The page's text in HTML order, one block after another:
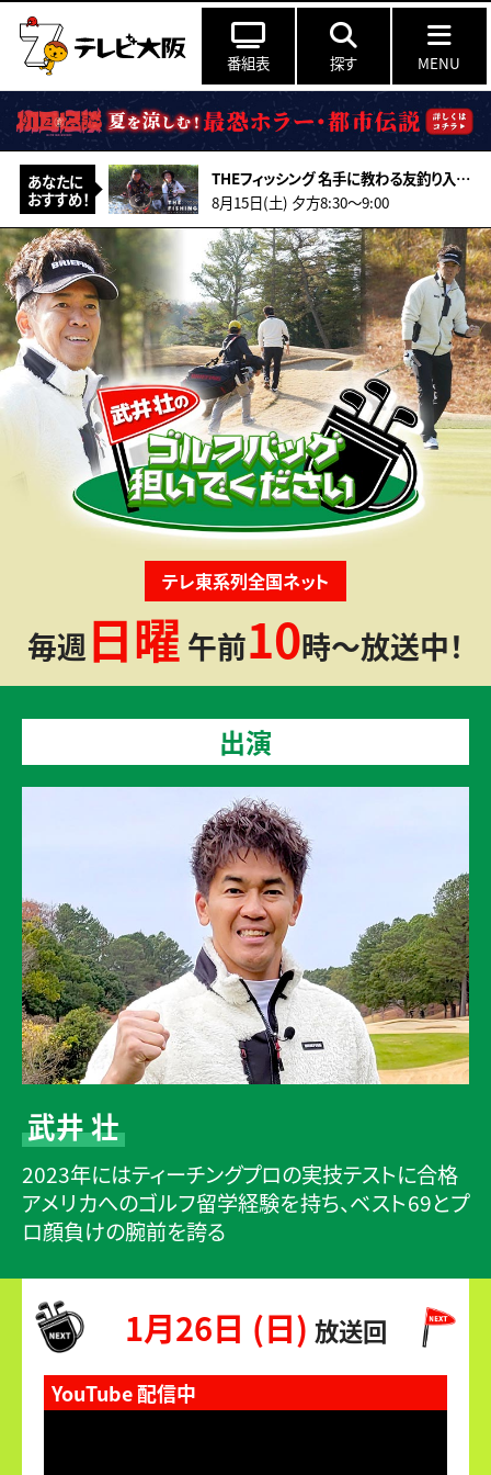
番組表 探す MENU
あなたに
おすすめ！
THEフィッシング 名手に教わる友釣り入門 島根の清流・高津川の鮎
8月15日(土) 夕方8:30～9:00
テレ東系列全国ネット
毎週 日曜 午前10時～放送中！
出演
武井 壮
2023年にはティーチングプロの実技テストに合格
アメリカへのゴルフ留学経験を持ち、ベスト69とプ
ロ顔負けの腕前を誇る
1月26日 (日) 放送回
YouTube 配信中